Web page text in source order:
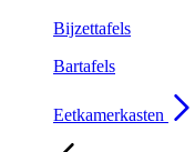
Bijzettafels
Bartafels
Eetkamerkasten